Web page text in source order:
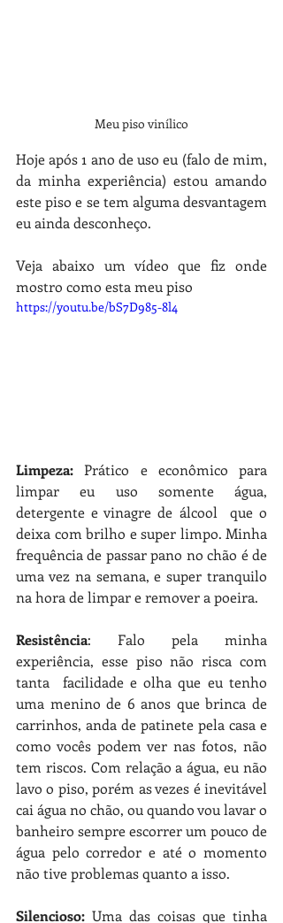
Meu piso vinílico
Hoje após 1 ano de uso eu (falo de mim,
da minha experiência) estou amando
este piso e se tem alguma desvantagem
eu ainda desconheço.
Veja abaixo um vídeo que fiz onde
mostro como esta meu piso
https://youtu.be/bS7D985-8l4
Limpeza: Prático e econômico para
limpar eu uso somente água,
detergente e vinagre de álcool  que o
deixa com brilho e super limpo. Minha
frequência de passar pano no chão é de
uma vez na semana, e super tranquilo
na hora de limpar e remover a poeira.
Resistência: Falo pela minha
experiência, esse piso não risca com
tanta  facilidade e olha que eu tenho
uma menino de 6 anos que brinca de
carrinhos, anda de patinete pela casa e
como vocês podem ver nas fotos, não
tem riscos. Com relação a água, eu não
lavo o piso, porém as vezes é inevitável
cai água no chão, ou quando vou lavar o
banheiro sempre escorrer um pouco de
água pelo corredor e até o momento
não tive problemas quanto a isso.
Silencioso: Uma das coisas que tinha